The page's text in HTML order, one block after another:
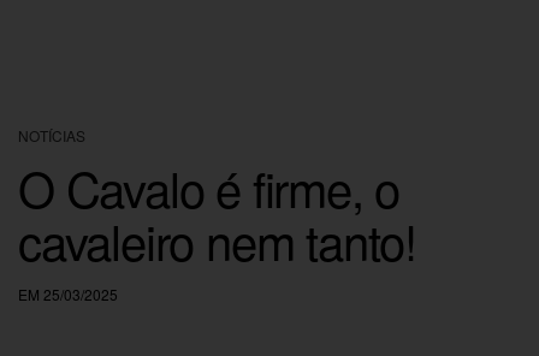
NOTÍCIAS
O Cavalo é firme, o
cavaleiro nem tanto!
EM 25/03/2025